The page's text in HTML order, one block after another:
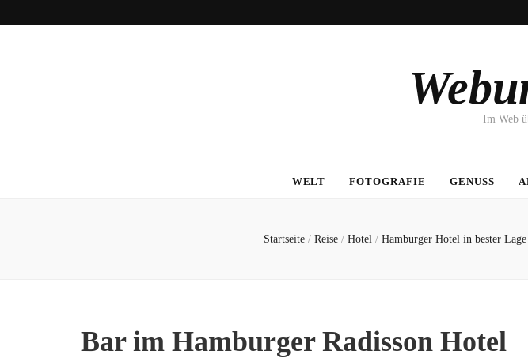
Im Web
WELT FOTOGRAFIE GENUSS
Startseite / Reise / Hotel / Hamburger Hotel in bester
Bar im Hamburger Radisson Hotel